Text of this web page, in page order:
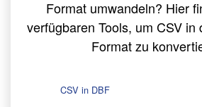
Format umwandeln? Hier
verfügbaren Tools, um CSV in
Format zu
CSV in DBF